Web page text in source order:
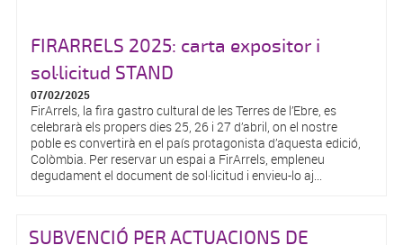
FIRARRELS 2025: carta expositor i
sol·licitud STAND
07/02/2025
FirArrels, la fira gastro cultural de les Terres de l’Ebre, es
celebrarà els propers dies 25, 26 i 27 d’abril, on el nostre
poble es convertirà en el país protagonista d’aquesta edició,
Colòmbia. Per reservar un espai a FirArrels, empleneu
degudament el document de sol·licitud i envieu-lo aj...
SUBVENCIÓ PER ACTUACIONS DE